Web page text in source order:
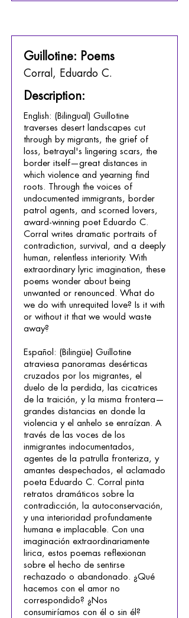
Guillotine: Poems
Corral, Eduardo C.
Description:
English: (Bilingual) Guillotine
traverses desert landscapes cut
through by migrants, the grief of
loss, betrayal's lingering scars, the
border itself—great distances in
which violence and yearning find
roots. Through the voices of
undocumented immigrants, border
patrol agents, and scorned lovers,
award-winning poet Eduardo C.
Corral writes dramatic portraits of
contradiction, survival, and a deeply
human, relentless interiority. With
extraordinary lyric imagination, these
poems wonder about being
unwanted or renounced. What do
we do with unrequited love? Is it with
or without it that we would waste
away?
Español: (Bilingüe) Guillotine
atraviesa panoramas desérticas
cruzados por los migrantes, el
duelo de la perdida, las cicatrices
de la traición, y la misma frontera—
grandes distancias en donde la
violencia y el anhelo se enraízan. A
través de las voces de los
inmigrantes indocumentados,
agentes de la patrulla fronteriza, y
amantes despechados, el aclamado
poeta Eduardo C. Corral pinta
retratos dramáticos sobre la
contradicción, la autoconservación,
y una interioridad profundamente
humana e implacable. Con una
imaginación extraordinariamente
lirica, estos poemas reflexionan
sobre el hecho de sentirse
rechazado o abandonado. ¿Qué
hacemos con el amor no
correspondido? ¿Nos
consumiríamos con él o sin él?